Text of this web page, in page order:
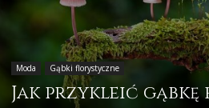
Moda Gąbki florystyczne
Jak przykleić